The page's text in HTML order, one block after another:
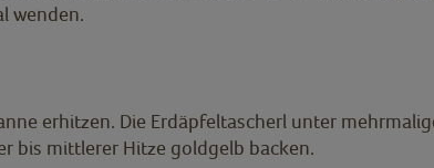
wenden.
erhitzen. Die Erdäpfeltascherl unter
bis mittlerer Hitze goldgelb backen.